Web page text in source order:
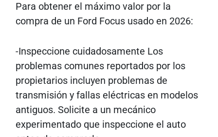
Para obtener el máximo valor por la
compra de un Ford Focus usado en 2026:
-Inspeccione cuidadosamente Los
problemas comunes reportados por los
propietarios incluyen problemas de
transmisión y fallas eléctricas en modelos
antiguos. Solicite a un mecánico
experimentado que inspeccione el auto